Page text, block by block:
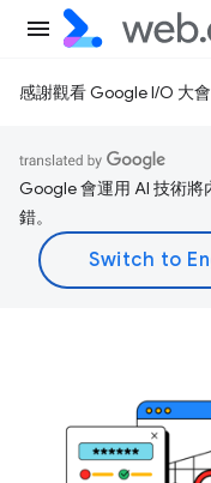
感謝觀看 Google I/O 大會
Google 會運用 AI 技術將
錯。